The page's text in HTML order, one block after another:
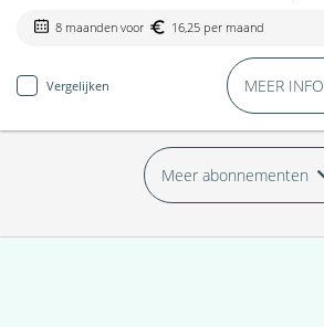
8 maanden voor 16,25 per maand
Vergelijken MEER INFO
Meer abonnementen